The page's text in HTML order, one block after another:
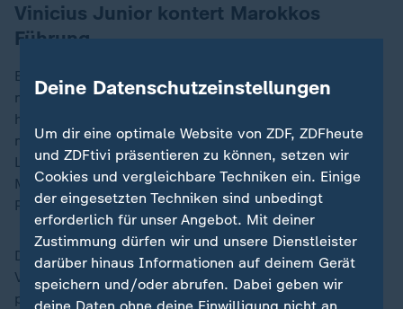
Vinicius Junior kontert Marokkos
Führung
Entsprechend war auch die Führung der Marokkaner
nicht nur verdient, sondern auch blitzsauber
herausgespielt. Real-Star Brahim Díaz bediente Saibari
mit einem herrlichen Steilpass - und der traf mit einem
Lupfer über Keeper Alisson hinweg zum 1:0. Bayern
München will den 25 Jahre alten Offensivmann der
PSV Eindhoven verpflichten.
Die Seleção war nun umso mehr gefordert, allen voran
Vinícius Júnior - und der lieferte. Das 1:1 durch den
polarisierenden Edeltechniker kam zwar mehr oder
Deine Datenschutzeinstellungen
Um dir eine optimale Website von ZDF, ZDFheute
und ZDFtivi präsentieren zu können, setzen wir
Cookies und vergleichbare Techniken ein. Einige
der eingesetzten Techniken sind unbedingt
erforderlich für unser Angebot. Mit deiner
Zustimmung dürfen wir und unsere Dienstleister
darüber hinaus Informationen auf deinem Gerät
speichern und/oder abrufen. Dabei geben wir
deine Daten ohne deine Einwilligung nicht an